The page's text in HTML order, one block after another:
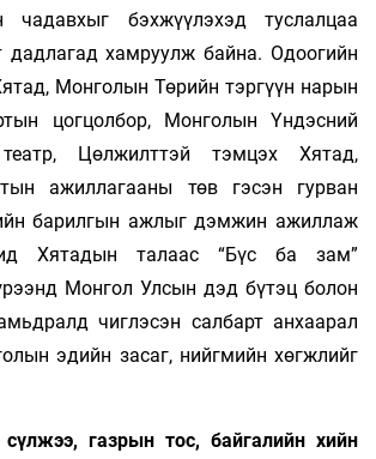
чадавхыг бэхжүүлэхэд туслалцаа
дадлагад хамруулж байна. Одоогийн
Монголын Төрийн тэргүүн нарын
цогцолбор, Монголын Үндэсний
Цөлжилттэй тэмцэх Хятад,
ажиллагааны төв гэсэн гурван
барилгын ажлыг дэмжин ажиллаж
Хятадын талаас “Бүс ба зам”
Монгол Улсын дэд бүтэц болон
чиглэсэн салбарт анхаарал
эдийн засаг, нийгмийн хөгжлийг
газрын тос, байгалийн хийн